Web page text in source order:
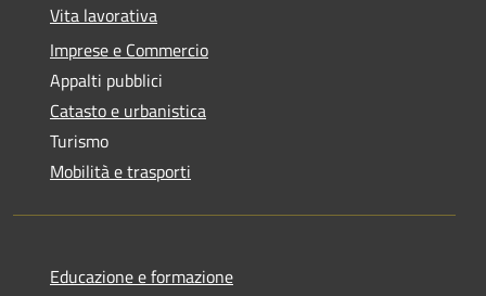
Vita lavorativa
Imprese e Commercio
Appalti pubblici
Catasto e urbanistica
Turismo
Mobilità e trasporti
Educazione e formazione